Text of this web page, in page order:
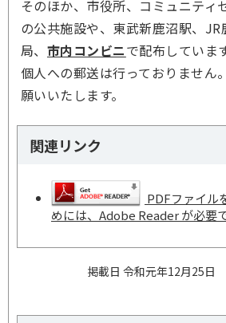
そのほか、市役所、コミュニティ
の公共施設や、東武新鹿沼駅、
局、 市内コンビニで配布していま
個人への郵送は行っておりません
願いいたします。
関連リンク
PDFファイル
めには、Adobe Reader が必要
掲載日 令和元年12月25日